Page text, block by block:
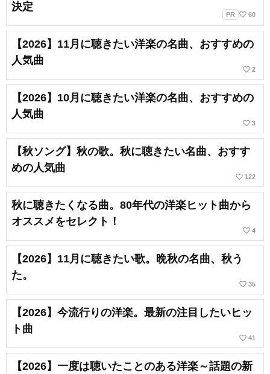
決定
PR favorite_border 60
【2026】11月に聴きたい洋楽の名曲、おすすめの
人気曲
favorite_border 2
【2026】10月に聴きたい洋楽の名曲、おすすめの
人気曲
favorite_border 3
【秋ソング】秋の歌。秋に聴きたい名曲、おすす
めの人気曲
favorite_border 122
秋に聴きたくなる曲。80年代の洋楽ヒット曲から
オススメをセレクト！
favorite_border 4
【2026】11月に聴きたい歌。晩秋の名曲、秋う
た。
favorite_border 35
【2026】今流行りの洋楽。最新の注目したいヒッ
ト曲
favorite_border 41
【2026】一度は聴いたことのある洋楽～話題の新